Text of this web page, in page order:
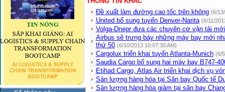
Đề xuất làm đường cao tốc trên không (6/
United bổ sung tuyến Denver-Narita (6/11/
Volga-Dnepr đưa các chuyên cơ vận tải
Airbus sẽ trưng bày những máy bay mới
thứ 50 (6/10/2013 10:07:30 AM)
Cargolux triển khai tuyến Atlanta-Munich (6/
Saudia Cargo bổ sung hai máy bay B747-
Etihad Cargo, Atlas Air triển khai dịch vụ
Sản lượng hàng hóa tại Sân bay Quốc tế
Sản lượng hàng hóa giảm tại sân bay